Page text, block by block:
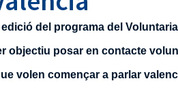
del programa del
objectiu posar en contacte
volen començar a parlar